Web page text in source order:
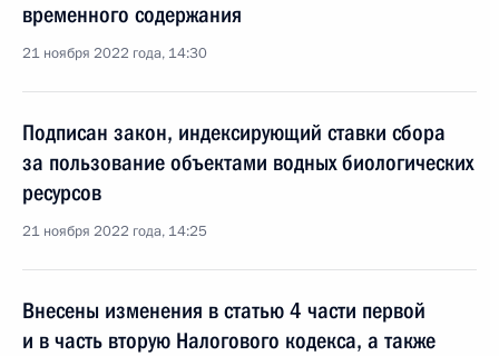
временного содержания
21 ноября 2022 года, 14:30
Подписан закон, индексирующий ставки сбора
за пользование объектами водных биологических
ресурсов
21 ноября 2022 года, 14:25
Внесены изменения в статью 4 части первой
и в часть вторую Налогового кодекса, а также